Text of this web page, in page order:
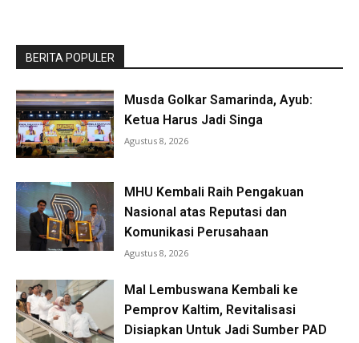
BERITA POPULER
Musda Golkar Samarinda, Ayub:
Ketua Harus Jadi Singa
Agustus 8, 2026
MHU Kembali Raih Pengakuan
Nasional atas Reputasi dan
Komunikasi Perusahaan
Agustus 8, 2026
Mal Lembuswana Kembali ke
Pemprov Kaltim, Revitalisasi
Disiapkan Untuk Jadi Sumber PAD